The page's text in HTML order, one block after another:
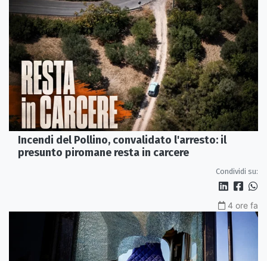
Incendi del Pollino, convalidato l'arresto: il
presunto piromane resta in carcere
Condividi su:
4 ore fa